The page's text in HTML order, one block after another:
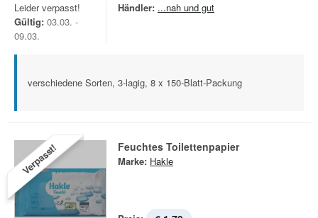
Leider verpasst!
Gültig: 03.03. -
09.03.
Händler: ...nah und gut
verschiedene Sorten, 3-lagig, 8 x 150-Blatt-Packung
Verpasst! Feuchtes Toilettenpapier
Marke: Hakle